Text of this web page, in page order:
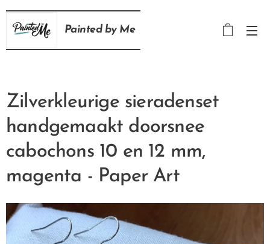
Painted byMe
Zilverkleurige sieradenset
handgemaakt doorsnee
cabochons 10 en 12 mm,
magenta - Paper Art